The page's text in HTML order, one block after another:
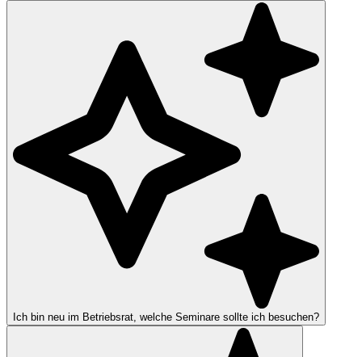
Ich bin neu im Betriebsrat, welche Seminare sollte ich besuchen?